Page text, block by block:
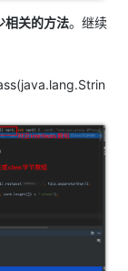
相关的方法。继续